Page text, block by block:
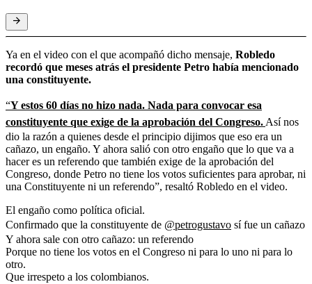
Ya en el video con el que acompañó dicho mensaje, Robledo
recordó que meses atrás el presidente Petro había mencionado
una constituyente.
“Y estos 60 días no hizo nada. Nada para convocar esa
constituyente que exige de la aprobación del Congreso. Así nos
dio la razón a quienes desde el principio dijimos que eso era un
cañazo, un engaño. Y ahora salió con otro engaño que lo que va a
hacer es un referendo que también exige de la aprobación del
Congreso, donde Petro no tiene los votos suficientes para aprobar, ni
una Constituyente ni un referendo”, resaltó Robledo en el video.
El engaño como política oficial.
Confirmado que la constituyente de @petrogustavo sí fue un cañazo
Y ahora sale con otro cañazo: un referendo
Porque no tiene los votos en el Congreso ni para lo uno ni para lo
otro.
Que irrespeto a los colombianos.